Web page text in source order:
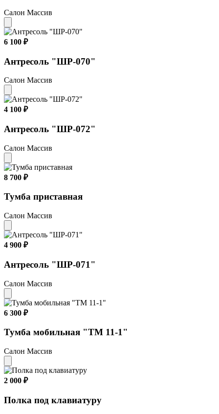
Салон Массив
6 100 ₽
Антресоль "ШР-070"
Салон Массив
4 100 ₽
Антресоль "ШР-072"
Салон Массив
8 700 ₽
Тумба приставная
Салон Массив
4 900 ₽
Антресоль "ШР-071"
Салон Массив
6 300 ₽
Тумба мобильная "ТМ 11-1"
Салон Массив
2 000 ₽
Полка под клавиатуру